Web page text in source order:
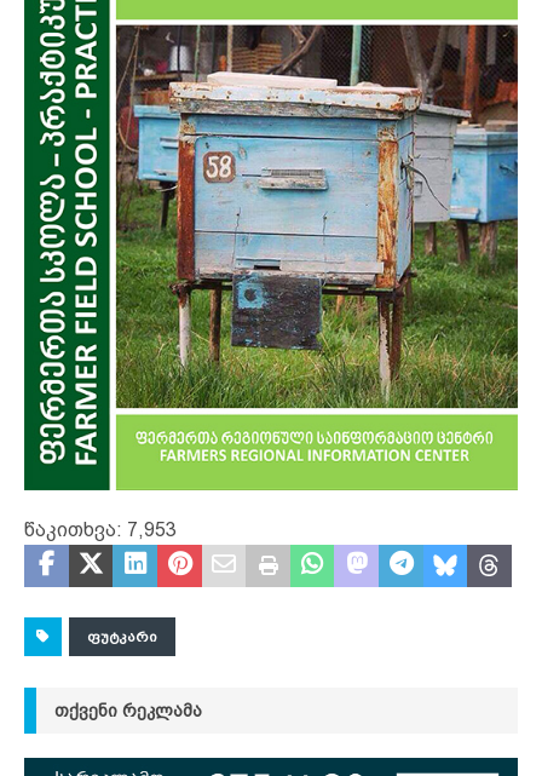
წაკითხვა: 7,953
ᲤᲣᲢᲙᲐᲠᲘ
ᲗᲥᲕᲔᲜᲘ ᲠᲔᲙᲚᲐᲛᲐ